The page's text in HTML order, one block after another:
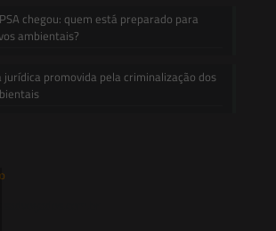
chegou: quem está preparado para
ambientais?
jurídica promovida pela criminalização dos